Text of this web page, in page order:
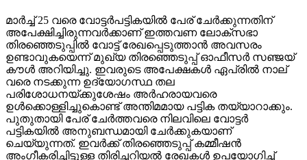
മാർച്ച് 25 വരെ വോട്ടർപട്ടികയിൽ പേര് ചേർക്കുന്നതിന്
അപേക്ഷിച്ചിരുന്നവർക്കാണ് ഇത്തവണ ലോക്സഭാ
തിരഞ്ഞെടുപ്പിൽ വോട്ട് രേഖപ്പെടുത്താൻ അവസരം
ഉണ്ടാവുകയെന്ന് മുഖ്യ തിരഞ്ഞെടുപ്പ് ഓഫീസർ സഞ്ജയ്
കൗൾ അറിയിച്ചു. ഇവരുടെ അപേക്ഷകൾ ഏപ്രിൽ നാല്
വരെ നടക്കുന്ന ഉദ്യോഗസ്ഥ തല
പരിശോധനയ്ക്കുശേഷം അർഹരായവരെ
ഉൾക്കൊള്ളിച്ചുകൊണ്ട് അന്തിമമായ പട്ടിക തയ്യാറാക്കും.
പുതുതായി പേര് ചേർത്തവരെ നിലവിലെ വോട്ടർ
പട്ടികയിൽ അനുബന്ധമായി ചേർക്കുകയാണ്
ചെയ്യുന്നത്. ഇവർക്ക് തിരഞ്ഞെടുപ്പ് കമ്മീഷൻ
അംഗീകരിച്ചിട്ടുള്ള തിരിച്ചറിയൽ രേഖകൾ ഉപയോഗിച്ച്